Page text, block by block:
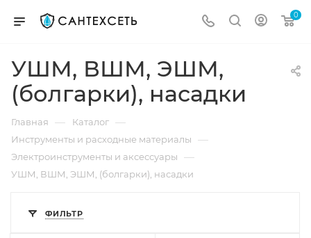
0
УШМ, ВШМ, ЭШМ,
(болгарки), насадки
Главная — Каталог —
Инструменты и расходные материалы —
Электроинструменты и аксессуары —
УШМ, ВШМ, ЭШМ, (болгарки), насадки
ФИЛЬТР